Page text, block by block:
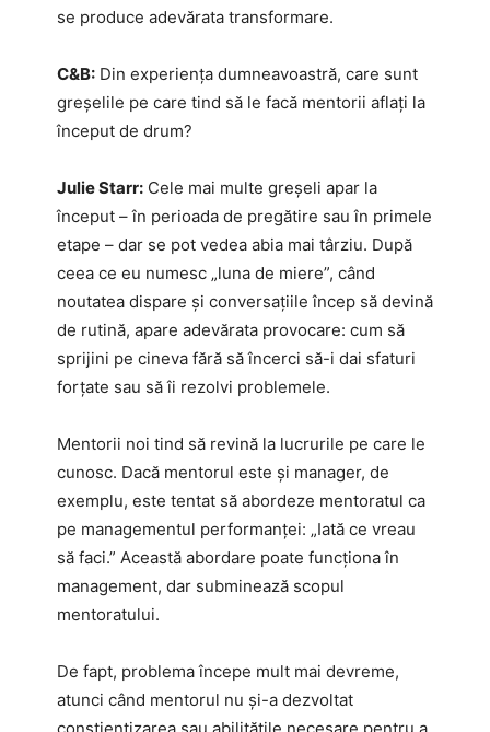
se produce adevărata transformare.
C&B: Din experiența dumneavoastră, care sunt
greșelile pe care tind să le facă mentorii aflați la
început de drum?
Julie Starr: Cele mai multe greșeli apar la
început – în perioada de pregătire sau în primele
etape – dar se pot vedea abia mai târziu. După
ceea ce eu numesc „luna de miere”, când
noutatea dispare și conversațiile încep să devină
de rutină, apare adevărata provocare: cum să
sprijini pe cineva fără să încerci să-i dai sfaturi
forțate sau să îi rezolvi problemele.
Mentorii noi tind să revină la lucrurile pe care le
cunosc. Dacă mentorul este și manager, de
exemplu, este tentat să abordeze mentoratul ca
pe managementul performanței: „Iată ce vreau
să faci.” Această abordare poate funcționa în
management, dar subminează scopul
mentoratului.
De fapt, problema începe mult mai devreme,
atunci când mentorul nu și-a dezvoltat